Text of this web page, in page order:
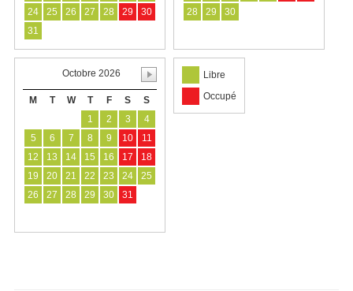
24
25 26 27 28 29
30
31
28
29 30
Octobre 2026
M T W T F S
S
1
2 3
4
5
6 7 8 9 10
11
12
13 14 15 16 17
18
19
20 21 22 23 24
25
26
27 28 29 30 31
Libre
Occupé